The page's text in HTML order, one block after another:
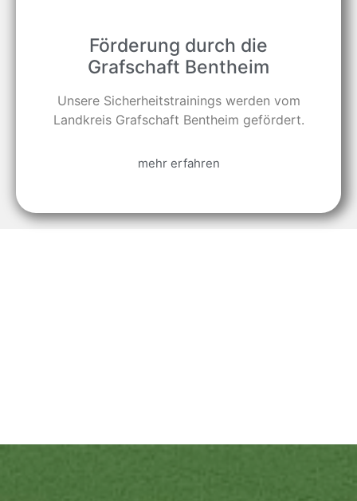
Förderung durch die
Grafschaft Bentheim
Unsere Sicherheitstrainings werden vom
Landkreis Grafschaft Bentheim gefördert.
mehr erfahren